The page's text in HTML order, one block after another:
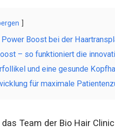
Boost bei der
– so funktioniert die
und eine gesunde
für maximale
das Team der Bio Hair